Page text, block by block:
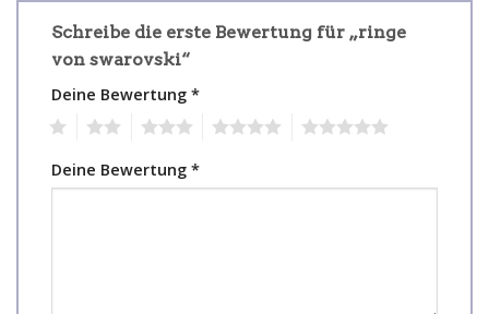
Schreibe die erste Bewertung für „ringe
von swarovski“
Deine Bewertung *
Deine Bewertung *